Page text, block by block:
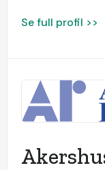
Se full profil >>